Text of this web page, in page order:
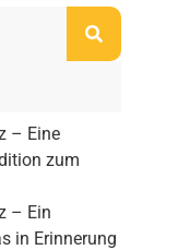
– Eine
zum
– Ein
in Erinnerung